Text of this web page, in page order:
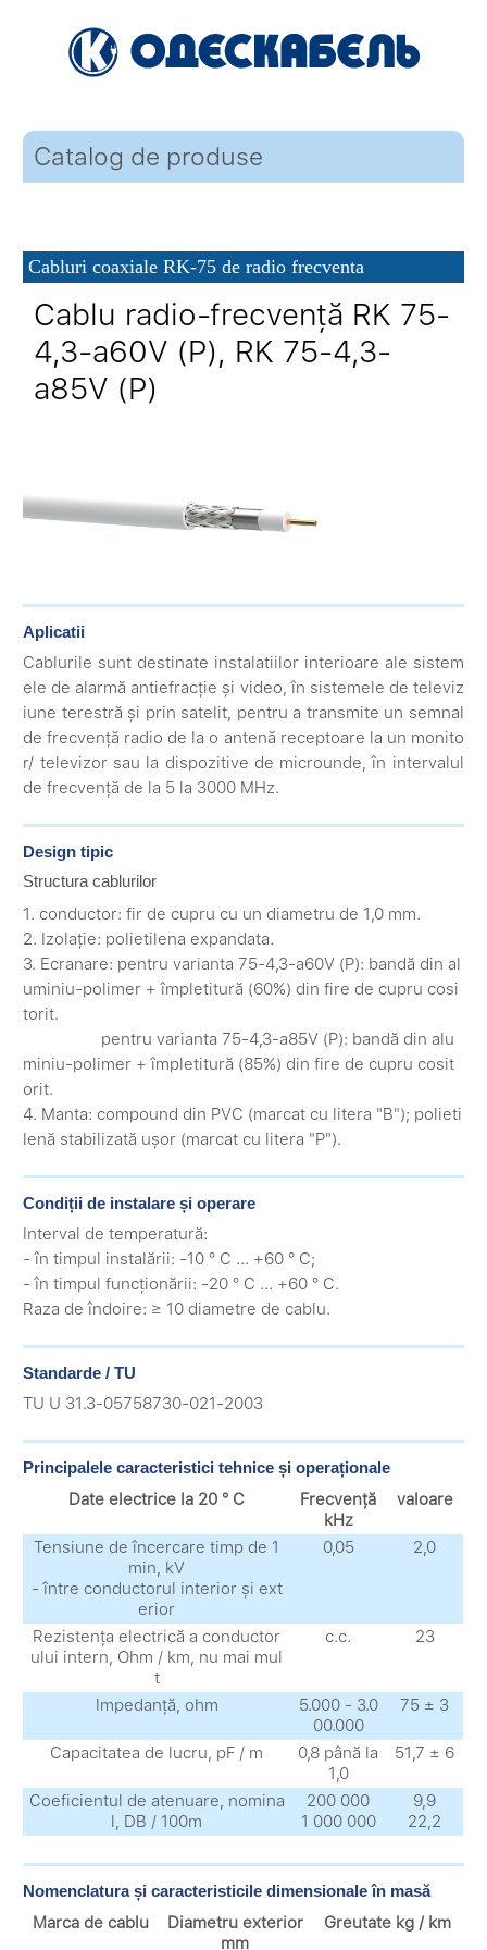
Catalog de produse
Cabluri coaxiale RK-75 de radio frecventa
Cablu radio-frecvență RK 75-
4,3-a60V (P), RK 75-4,3-
a85V (P)
Aplicatii
Cablurile sunt destinate instalatiilor interioare ale sistem
ele de alarmă antiefracție și video, în sistemele de televiz
iune terestră și prin satelit, pentru a transmite un semnal
de frecvență radio de la o antenă receptoare la un monito
r/ televizor sau la dispozitive de microunde, în intervalul
de frecvență de la 5 la 3000 MHz.
Design tipic
Structura cablurilor
1. conductor: fir de cupru cu un diametru de 1,0 mm.
2. Izolație: polietilena expandata.
3. Ecranare: pentru varianta 75-4,3-a60V (P): bandă din al
uminiu-polimer + împletitură (60%) din fire de cupru cosi
torit.
pentru varianta 75-4,3-a85V (P): bandă din alu
miniu-polimer + împletitură (85%) din fire de cupru cosit
orit.
4. Manta: compound din PVC (marcat cu litera "B"); polieti
lenă stabilizată ușor (marcat cu litera "P").
Condiții de instalare și operare
Interval de temperatură:
- în timpul instalării: -10 ° C ... +60 ° C;
- în timpul funcționării: -20 ° C ... +60 ° C.
Raza de îndoire: ≥ 10 diametre de cablu.
Standarde / TU
TU U 31.3-05758730-021-2003
Principalele caracteristici tehnice și operaționale
Date electrice la 20 ° C
Frecvență
kHz
valoare
Tensiune de încercare timp de 1
min, kV
- între conductorul interior și ext
erior
0,05 2,0
Rezistența electrică a conductor
ului intern, Ohm / km, nu mai mul
t
c.c. 23
Impedanță, ohm
5.000 - 3.0
00.000
75 ± 3
Capacitatea de lucru, pF / m
0,8 până la
1,0
51,7 ± 6
Coeficientul de atenuare, nomina
l, DB / 100m
200 000
1 000 000
9,9
22,2
Nomenclatura și caracteristicile dimensionale în masă
Marca de cablu
Diametru exterior
mm
Greutate kg / km